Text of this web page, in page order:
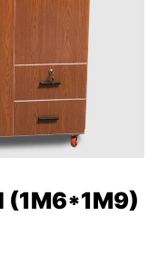
(1M6*1M9)